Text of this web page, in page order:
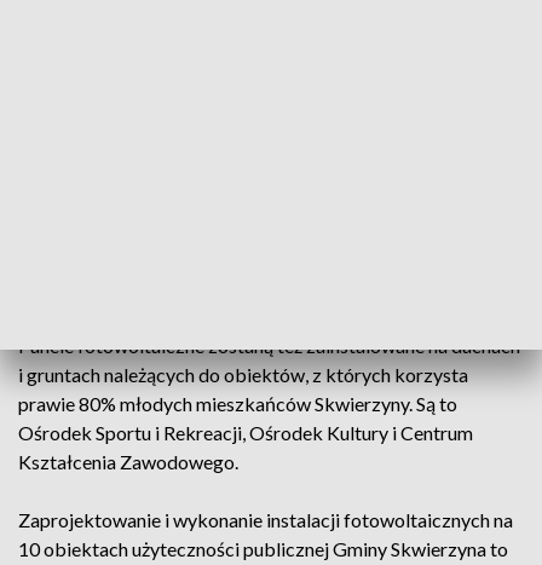
Panele fotowoltaiczne zostaną też zainstalowane na dachach
i gruntach należących do obiektów, z których korzysta
prawie 80% młodych mieszkańców Skwierzyny. Są to
Ośrodek Sportu i Rekreacji, Ośrodek Kultury i Centrum
Kształcenia Zawodowego.
Zaprojektowanie i wykonanie instalacji fotowoltaicznych na
10 obiektach użyteczności publicznej Gminy Skwierzyna to